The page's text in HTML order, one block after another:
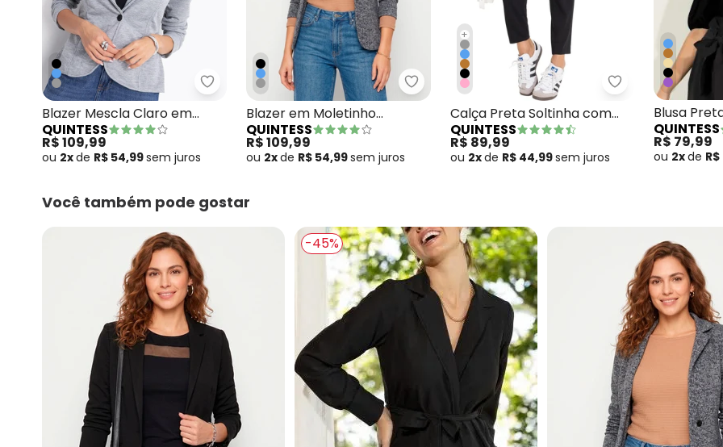
Quintess - Blazer Mescla Claro em Moletinho
Blazer Mescla Claro em
Moletinho
QUINTESS
R$ 109,99
ou 2xde R$ 54,99sem juros
Quintess - Blazer em Moletinho Abstrato Preto
Blazer em Moletinho
Abstrato Preto
QUINTESS
R$ 109,99
ou 2xde R$ 54,99sem juros
+
Quintess - Calça
Calça Preta Soltinha com
Pregas
QUINTESS
R$ 89,99
ou 2xde R$ 44,99sem juros
Blusa
com
QUINTESS
R$ 79,99
ou 2xde
Você também pode gostar
-45%